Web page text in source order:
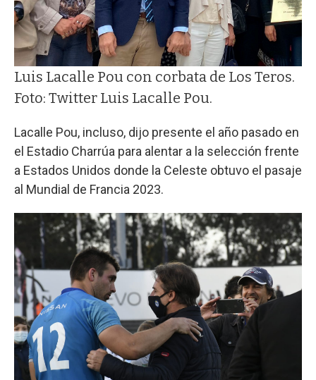
Luis Lacalle Pou con corbata de Los Teros.
Foto: Twitter Luis Lacalle Pou.
Lacalle Pou, incluso, dijo presente el año pasado en
el Estadio Charrúa para alentar a la selección frente
a Estados Unidos donde la Celeste obtuvo el pasaje
al Mundial de Francia 2023.